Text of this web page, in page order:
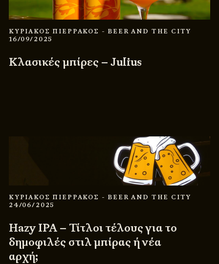
ΚΥΡΙΑΚΟΣ ΠΙΕΡΡΑΚΟΣ - BEER AND THE CITY
16/09/2025
Κλασικές μπίρες – Julius
ΚΥΡΙΑΚΟΣ ΠΙΕΡΡΑΚΟΣ - BEER AND THE CITY
24/06/2025
Hazy IPA – Τίτλοι τέλους για το
δημοφιλές στιλ μπίρας ή νέα
αρχή;